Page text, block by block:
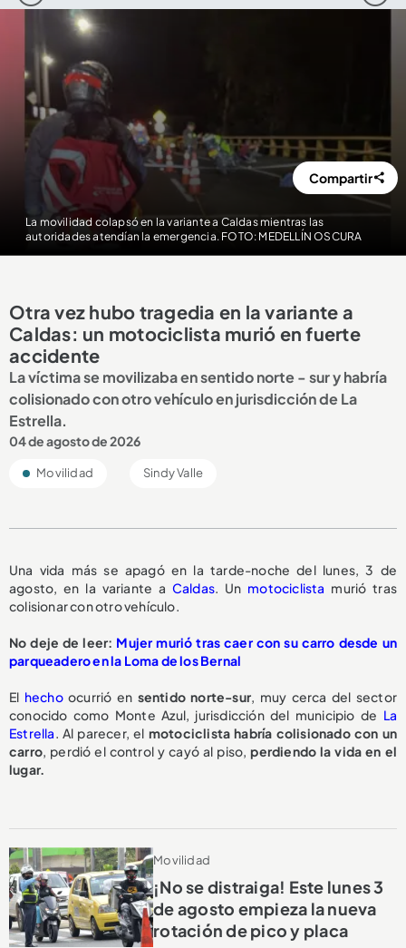
La movilidad colapsó en la variante a Caldas mientras las
autoridades atendían la emergencia. FOTO: MEDELLÍN OSCURA
Compartir
Otra vez hubo tragedia en la variante a
Caldas: un motociclista murió en fuerte
accidente
La víctima se movilizaba en sentido norte - sur y habría
colisionado con otro vehículo en jurisdicción de La
Estrella.
04 de agosto de 2026
Movilidad Sindy Valle
Una vida más se apagó en la tarde-noche del lunes, 3 de
agosto, en la variante a Caldas. Un motociclista murió tras
colisionar con otro vehículo.
No deje de leer: Mujer murió tras caer con su carro desde un
parqueadero en la Loma de los Bernal
El hechoocurrió en sentido norte-sur, muy cerca del sector
conocido como Monte Azul, jurisdicción del municipio de La
Estrella. Al parecer, el motociclista habría colisionado con un
carro, perdió el control y cayó al piso,perdiendo la vida en el
lugar.
Movilidad
¡No se distraiga! Este lunes 3
de agosto empieza la nueva
rotación de pico y placa